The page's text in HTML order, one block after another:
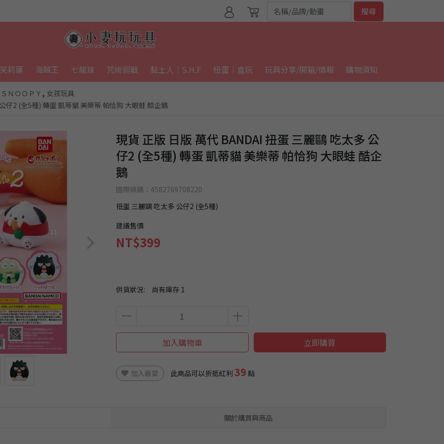
搜尋
芙莉蓮 海賊王 七龍珠 咒術迴戰 黏土人｜S.H.F 扭蛋｜盒玩 玩具分享/開箱/情報 購物須知
ＮＯＯＰＹ , 女孩玩具
仔2 (全5種) 轉蛋 凱蒂貓 美樂蒂 帕恰狗 大眼蛙 酷企鵝
現貨 正版 日版 萬代 BANDAI 扭蛋 三麗鷗 吃太多 公
仔2 (全5種) 轉蛋 凱蒂貓 美樂蒂 帕恰狗 大眼蛙 酷企
鵝
國際條碼：4582769708220
扭蛋 三麗鷗 吃太多 公仔2 (全5種)
建議售價
NT$399
供貨狀況: 尚有庫存 1
加入購物車 立即購買
加入最愛 此商品可以折抵紅利 39 點
關於購買與商品